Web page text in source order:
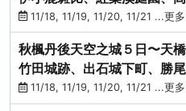
勢龍蝦+和牛
11/18, 11/19, 11/20, 11/21 ...更
秋楓丹後天空之城５日〜天
竹田城跡、出石城下町、勝
11/18, 11/19, 11/20, 11/21 ...更